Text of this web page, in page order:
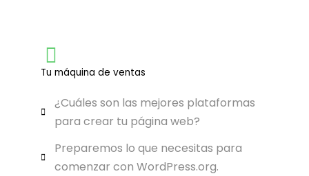
Tu máquina de ventas
¿Cuáles son las mejores plataformas
para crear tu página web?
Preparemos lo que necesitas para
comenzar con WordPress.org.